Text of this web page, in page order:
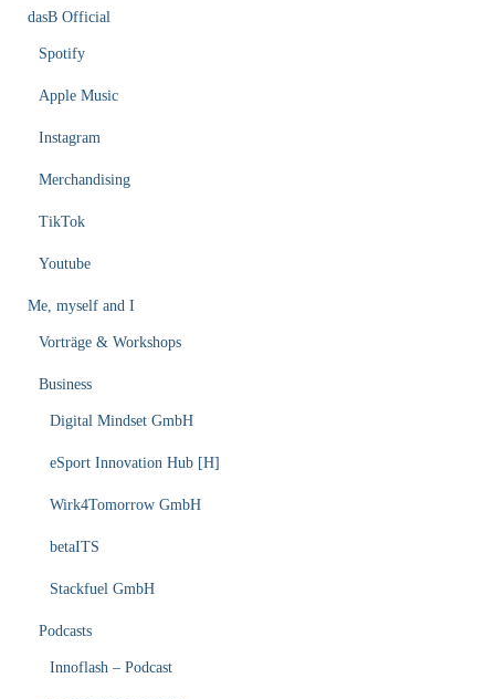
dasB Official
Spotify
Apple Music
Instagram
Merchandising
TikTok
Youtube
Me, myself and I
Vorträge & Workshops
Business
Digital Mindset GmbH
eSport Innovation Hub [H]
Wirk4Tomorrow GmbH
betaITS
Stackfuel GmbH
Podcasts
Innoflash – Podcast